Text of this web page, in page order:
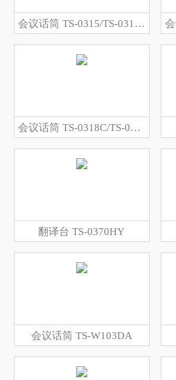
会议话筒 TS-0315/TS-0315A
会议话筒 TS-0318C/TS-0318CA
翻译台 TS-0370HY
会议话筒 TS-W103DA